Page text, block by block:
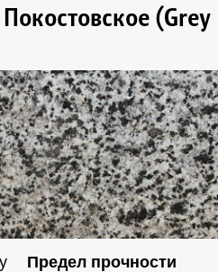
(Grey
Предел прочности